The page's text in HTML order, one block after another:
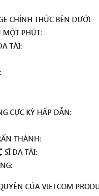
CHÍNH THỨC BÊN DƯỚI
MỘT PHÚT:
TÀI:
CỰC KỲ HẤP DẪN:
THÀNH:
SĨ ĐA TÀI:
CỦA VIETCOM